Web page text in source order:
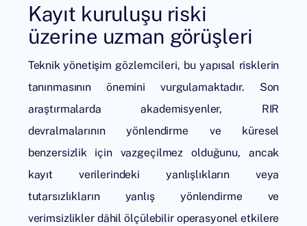
Kayıt kuruluşu riski
üzerine uzman görüşleri
Teknik yönetişim gözlemcileri, bu yapısal risklerin
tanınmasının önemini vurgulamaktadır. Son
araştırmalarda akademisyenler, RIR
devralmalarının yönlendirme ve küresel
benzersizlik için vazgeçilmez olduğunu, ancak
kayıt verilerindeki yanlışlıkların veya
tutarsızlıkların yanlış yönlendirme ve
verimsizlikler dâhil ölçülebilir operasyonel etkilere